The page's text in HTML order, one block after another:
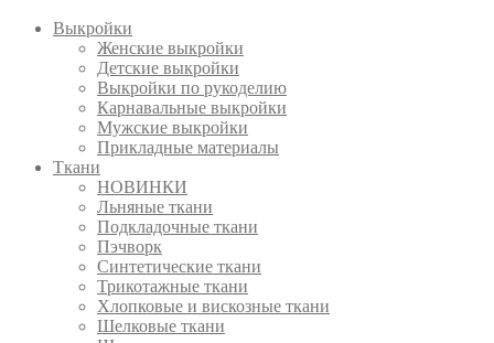
Выкройки
Женские выкройки
Детские выкройки
Выкройки по рукоделию
Карнавальные выкройки
Мужские выкройки
Прикладные материалы
Ткани
НОВИНКИ
Льняные ткани
Подкладочные ткани
Пэчворк
Синтетические ткани
Трикотажные ткани
Хлопковые и вискозные ткани
Шелковые ткани